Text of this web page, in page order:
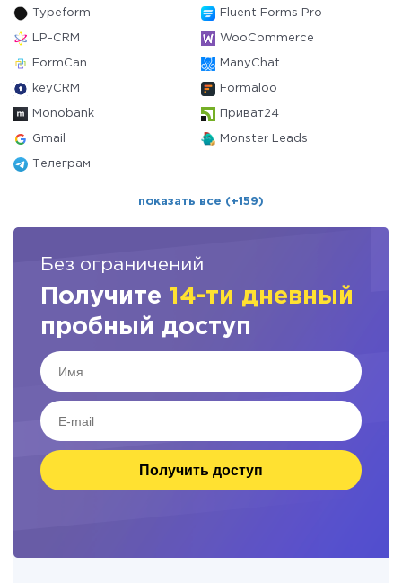
Typeform Fluent Forms Pro
LP-CRM WooCommerce
FormCan ManyChat
keyCRM Formaloo
Monobank Приват24
Gmail Monster Leads
Телеграм
показать все (+159)
Без ограничений
Получите 14-ти дневный
пробный доступ
Получить доступ